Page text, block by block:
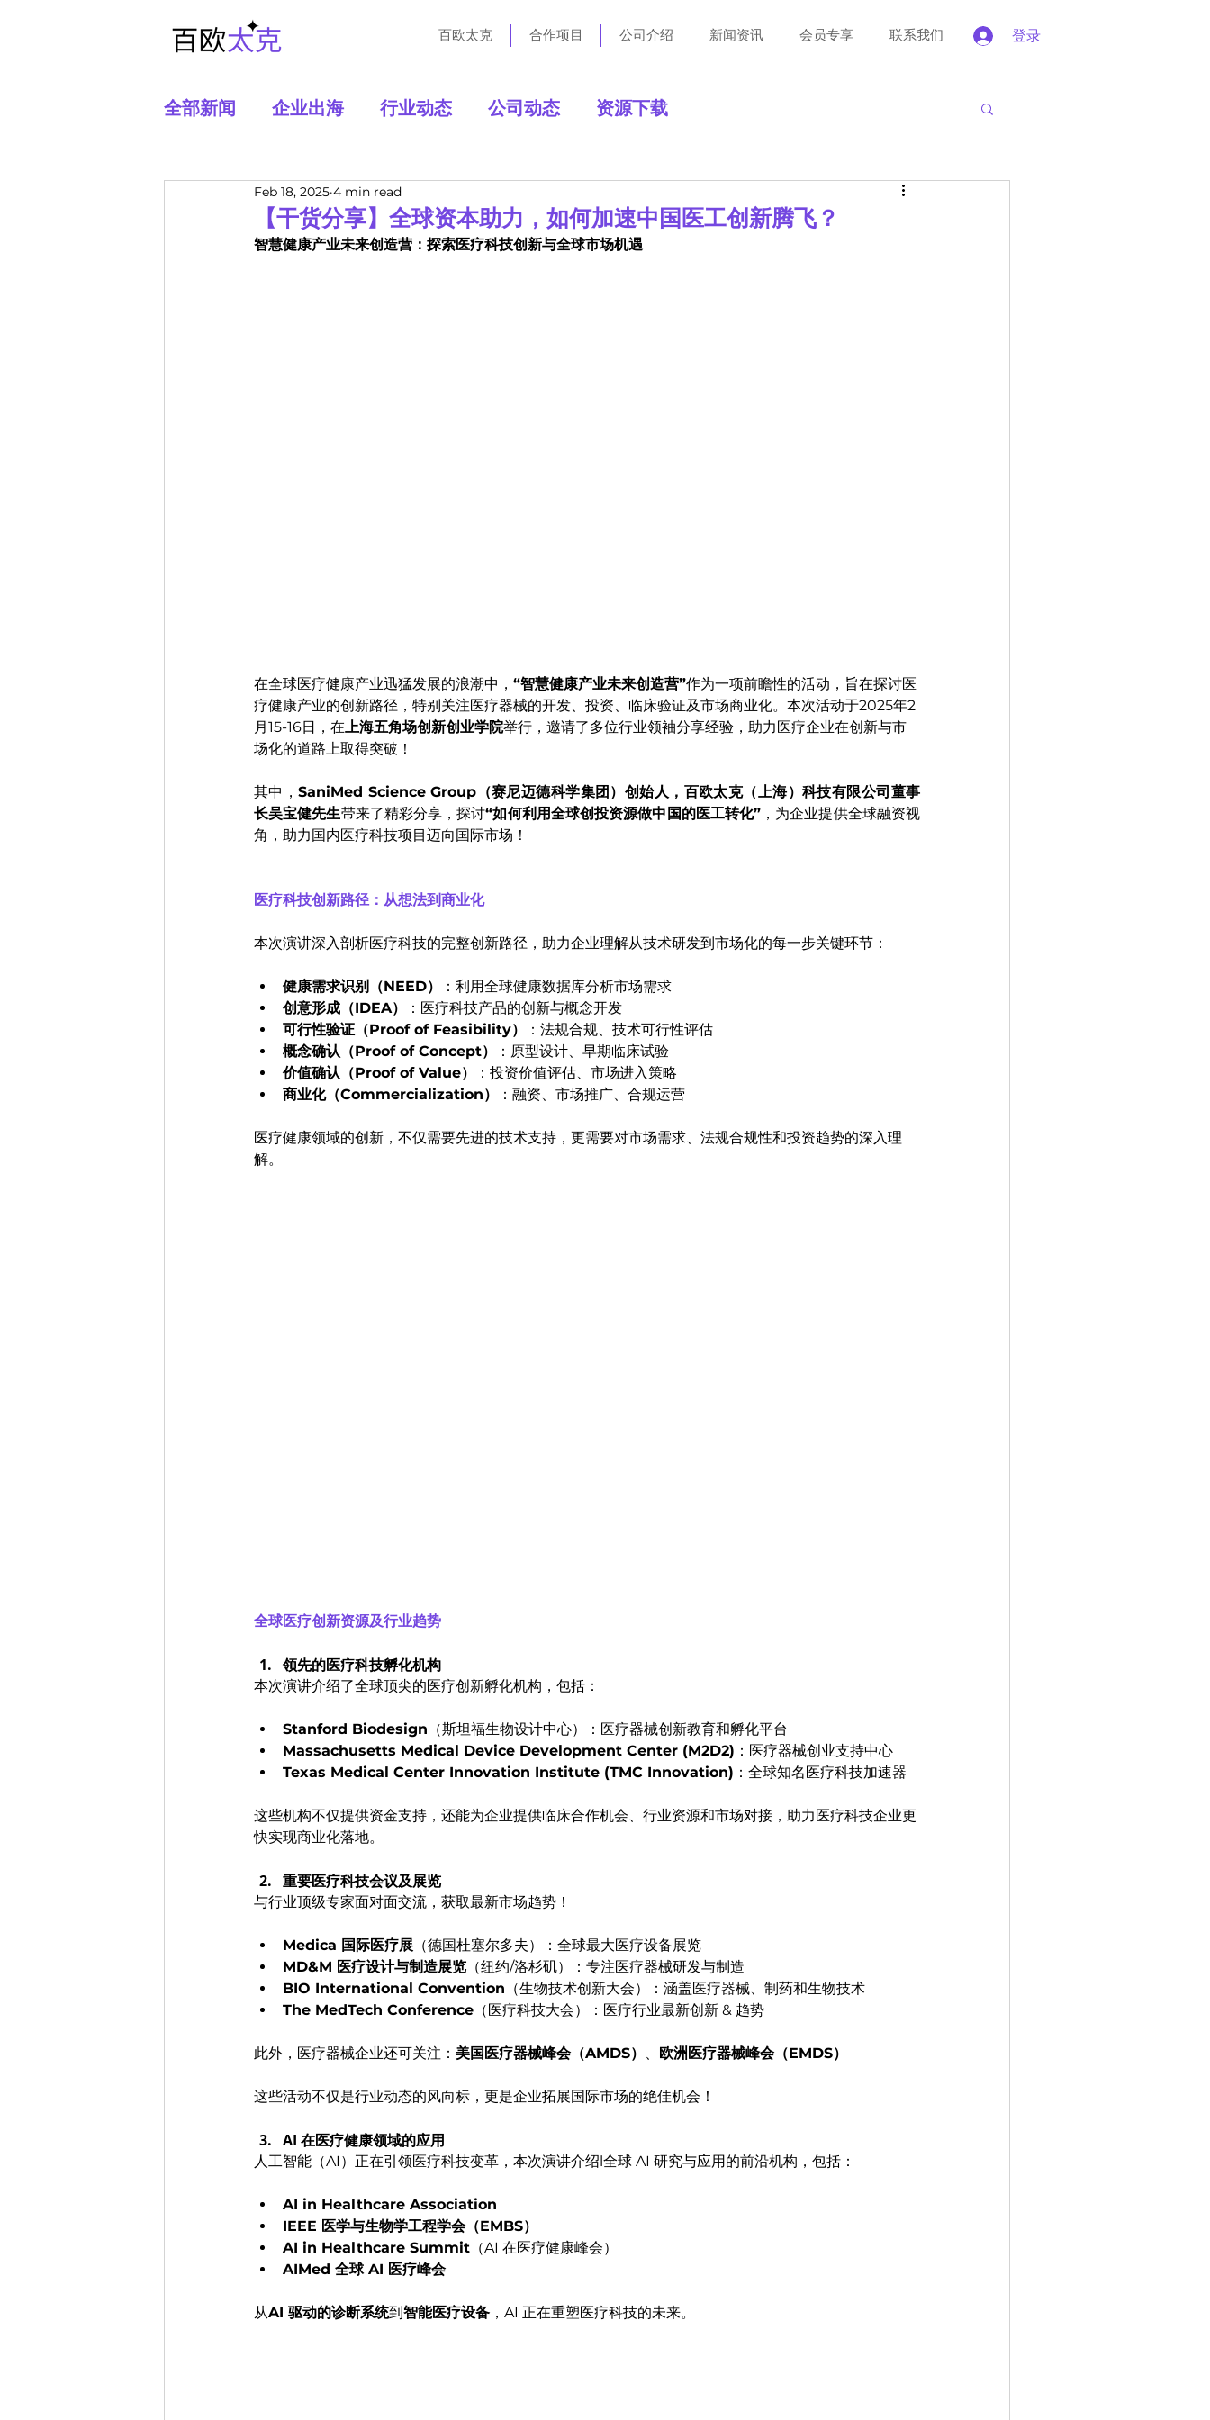
百欧太克 合作项目 公司介绍 新闻资讯 会员专享 联系我们 登录
全部新闻 企业出海 行业动态 公司动态 资源下载
【干货分享】全球资本助力，如何加速中国医工创新腾飞？
Feb 18, 2025 4 min read
智慧健康产业未来创造营：探索医疗科技创新与全球市场机遇
在全球医疗健康产业迅猛发展的浪潮中， “智慧健康产业未来创造营”作为一项前瞻性的活动，旨在探讨医
疗健康产业的创新路径，特别关注医疗器械的开发、投资、临床验证及市场商业化。本次活动于2025年2
月15-16日， 在上海五角场创新创业学院举行，邀请了多位行业领袖分享经验，助力医疗企业在创新与市
场化的道路上取得突破！
其中，SaniMed Science Group（赛尼迈德科学集团）创始人，百欧太克（上海）科技有限公司董事
长吴宝健先生带来了精彩分享，探讨“如何利用全球创投资源做中国的医工转化” ，为企业提供全球融资视
角，助力国内医疗科技项目迈向国际市场！
医疗科技创新路径：从想法到商业化
本次演讲深入剖析医疗科技的完整创新路径，助力企业理解从技术研发到市场化的每一步关键环节：
健康需求识别（NEED）
：利用全球健康数据库分析市场需求
创意形成（IDEA）
：医疗科技产品的创新与概念开发
可行性验证（Proof of Feasibility）
：法规合规、技术可行性评估
概念确认（Proof of Concept）
：原型设计、早期临床试验
价值确认（Proof of Value）
：投资价值评估、市场进入策略
商业化（Commercialization）
：融资、市场推广、合规运营
医疗健康领域的创新，不仅需要先进的技术支持，更需要对市场需求、法规合规性和投资趋势的深入理
解。
全球医疗创新资源及行业趋势
领先的医疗科技孵化机构
本次演讲介绍了全球顶尖的医疗创新孵化机构，包括：
Stanford Biodesign （斯坦福生物设计中心）：医疗器械创新教育和孵化平台
Massachusetts Medical Device Development Center (M2D2) ：医疗器械创业支持中心
Texas Medical Center Innovation Institute (TMC Innovation) ：全球知名医疗科技加速器
这些机构不仅提供资金支持，还能为企业提供临床合作机会、行业资源和市场对接，助力医疗科技企业更
快实现商业化落地。
重要医疗科技会议及展览
与行业顶级专家面对面交流，获取最新市场趋势！
Medica 国际医疗展 （德国杜塞尔多夫）：全球最大医疗设备展览
MD&M 医疗设计与制造展览 （纽约/洛杉矶）：专注医疗器械研发与制造
BIO International Convention （生物技术创新大会）：涵盖医疗器械、制药和生物技术
The MedTech Conference （医疗科技大会）：医疗行业最新创新 & 趋势
此外，医疗器械企业还可关注： 美国医疗器械峰会（AMDS） 欧洲医疗器械峰会（EMDS）
这些活动不仅是行业动态的风向标，更是企业拓展国际市场的绝佳机会！
AI 在医疗健康领域的应用
人工智能（AI）正在引领医疗科技变革，本次演讲介绍l全球 AI 研究与应用的前沿机构，包括：
AI in Healthcare Association
IEEE 医学与生物学工程学会（EMBS）
AI in Healthcare Summit （AI 在医疗健康峰会）
AIMed 全球 AI 医疗峰会
从AI 驱动的诊断系统到智能医疗设备 ，AI 正在重塑医疗科技的未来。